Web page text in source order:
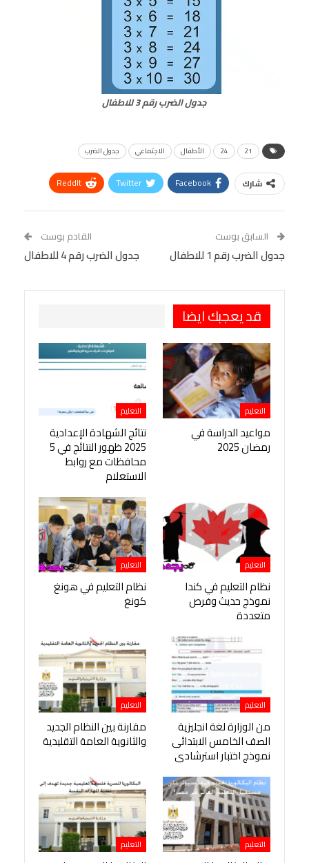
جدول الضرب رقم 3 للاطفال
21
24 الأطفال الاجتماعي جدول الضرب
شارك Facebook
Twitter
ReddIt
Tumblr
البريد الإلكتروني
StumbleUpon
VK
السابق بوست
جدول الضرب رقم 1 للاطفال
القادم بوست
جدول الضرب رقم 4 للاطفال
قد يعجبك ايضا
التعليم
مواعيد الدراسة في
رمضان 2025
التعليم
نتائج الشهادة الإعدادية
2025 ظهور النتائج في 5
محافظات مع روابط
الاستعلام
التعليم
نظام التعليم في كندا
نموذج حديث وفرص
متعددة
التعليم
نظام التعليم في هونغ
كونغ
التعليم
من الوزارة لغة انجليزية
الصف الخامس الابتدائى
نموذج اختبار استرشادى
التعليم
مقارنة بين النظام الجديد
والثانوية العامة التقليدية
التعليم التعليم